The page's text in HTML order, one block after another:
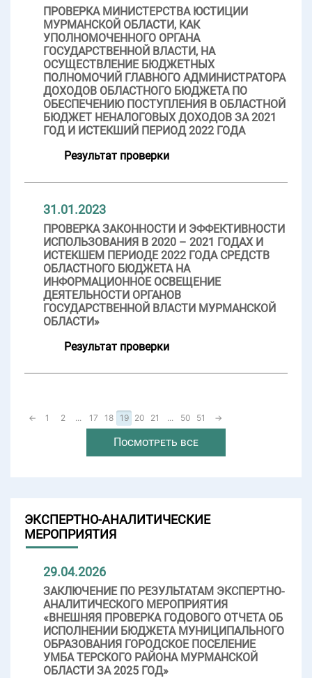
ПРОВЕРКА МИНИСТЕРСТВА ЮСТИЦИИ
МУРМАНСКОЙ ОБЛАСТИ, КАК
УПОЛНОМОЧЕННОГО ОРГАНА
ГОСУДАРСТВЕННОЙ ВЛАСТИ, НА
ОСУЩЕСТВЛЕНИЕ БЮДЖЕТНЫХ
ПОЛНОМОЧИЙ ГЛАВНОГО АДМИНИСТРАТОРА
ДОХОДОВ ОБЛАСТНОГО БЮДЖЕТА ПО
ОБЕСПЕЧЕНИЮ ПОСТУПЛЕНИЯ В ОБЛАСТНОЙ
БЮДЖЕТ НЕНАЛОГОВЫХ ДОХОДОВ ЗА 2021
ГОД И ИСТЕКШИЙ ПЕРИОД 2022 ГОДА
Результат проверки
31.01.2023
ПРОВЕРКА ЗАКОННОСТИ И ЭФФЕКТИВНОСТИ
ИСПОЛЬЗОВАНИЯ В 2020 – 2021 ГОДАХ И
ИСТЕКШЕМ ПЕРИОДЕ 2022 ГОДА СРЕДСТВ
ОБЛАСТНОГО БЮДЖЕТА НА
ИНФОРМАЦИОННОЕ ОСВЕЩЕНИЕ
ДЕЯТЕЛЬНОСТИ ОРГАНОВ
ГОСУДАРСТВЕННОЙ ВЛАСТИ МУРМАНСКОЙ
ОБЛАСТИ»
Результат проверки
← 1 2 ... 17 18 19 20 21 ... 50 51 →
Посмотреть все
ЭКСПЕРТНО-АНАЛИТИЧЕСКИЕ
МЕРОПРИЯТИЯ
29.04.2026
ЗАКЛЮЧЕНИЕ ПО РЕЗУЛЬТАТАМ ЭКСПЕРТНО-
АНАЛИТИЧЕСКОГО МЕРОПРИЯТИЯ
«ВНЕШНЯЯ ПРОВЕРКА ГОДОВОГО ОТЧЕТА ОБ
ИСПОЛНЕНИИ БЮДЖЕТА МУНИЦИПАЛЬНОГО
ОБРАЗОВАНИЯ ГОРОДСКОЕ ПОСЕЛЕНИЕ
УМБА ТЕРСКОГО РАЙОНА МУРМАНСКОЙ
ОБЛАСТИ ЗА 2025 ГОД»